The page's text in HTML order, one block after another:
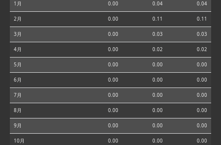
1月 0.00 0.04 0.04
2月 0.00 0.11 0.11
3月 0.00 0.03 0.03
4月 0.00 0.02 0.02
5月 0.00 0.00 0.00
6月 0.00 0.00 0.00
7月 0.00 0.00 0.00
8月 0.00 0.00 0.00
9月 0.00 0.00 0.00
10月 0.00 0.00 0.00